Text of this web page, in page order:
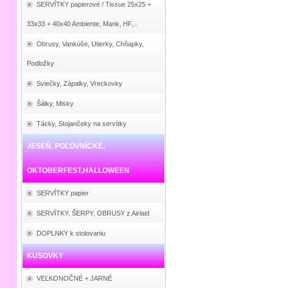
SERVÍTKY papierové / Tissue 25x25 +
33x33 + 40x40 Ambiente, Mank, HF,..
Obrusy, Vankúše, Utierky, Chňapky,
Podložky
Sviečky, Zápalky, Vreckovky
Šálky, Misky
Tácky, Stojančeky na servítky
JESEŇ, POĽOVNÍCKE,
OKTOBERFEST,HALLOWEEN
SERVÍTKY papier
SERVÍTKY, ŠERPY, OBRUSY z Airlaid
DOPLNKY k stolovaniu
KUSOVKY
VEĽKONOČNÉ + JARNÉ